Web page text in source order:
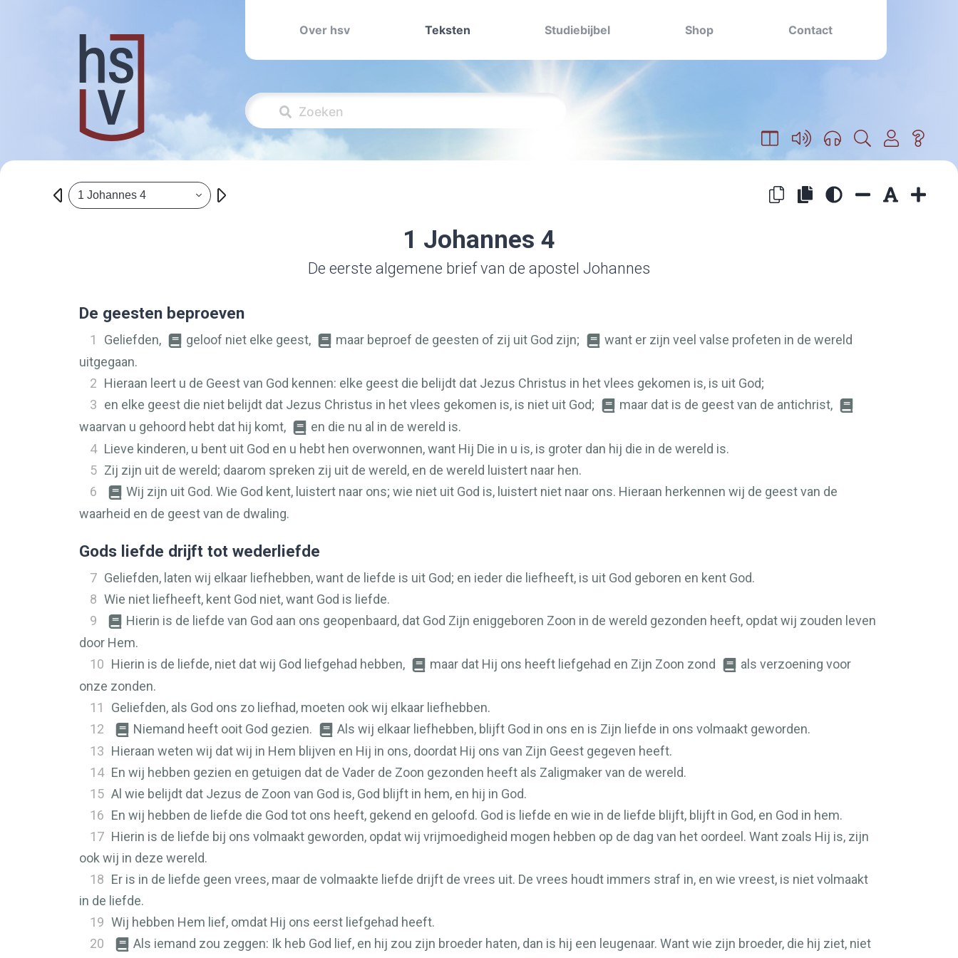
Over hsv Teksten Studiebijbel Shop Contact
1 Johannes 4
1 Johannes 4
De eerste algemene brief van de apostel Johannes
De geesten beproeven
1 Geliefden, geloof niet elke geest, maar beproef de geesten of zij uit God zijn;
want er zijn veel valse profeten in de wereld
uitgegaan.
2 Hieraan leert u de Geest van God kennen: elke geest die belijdt dat Jezus Christus in het vlees gekomen is, is uit God;
3 en elke geest die niet belijdt dat Jezus Christus in het vlees gekomen is, is niet uit God;
maar dat is de geest van de antichrist,
waarvan u gehoord hebt dat hij komt,
en die nu al in de wereld is.
4 Lieve kinderen, u bent uit God en u hebt hen overwonnen, want Hij Die in u is, is groter dan hij die in de wereld is.
5 Zij zijn uit de wereld; daarom spreken zij uit de wereld, en de wereld luistert naar hen.
6
Wij zijn uit God. Wie God kent, luistert naar ons; wie niet uit God is, luistert niet naar ons. Hieraan herkennen wij de geest van de
waarheid en de geest van de dwaling.
Gods liefde drijft tot wederliefde
7 Geliefden, laten wij elkaar liefhebben, want de liefde is uit God; en ieder die liefheeft, is uit God geboren en kent God.
8 Wie niet liefheeft, kent God niet, want God is liefde.
9
Hierin is de liefde van God aan ons geopenbaard, dat God Zijn eniggeboren Zoon in de wereld gezonden heeft, opdat wij zouden leven
door Hem.
10 Hierin is de liefde, niet dat wij God liefgehad hebben, maar dat Hij ons heeft liefgehad en Zijn Zoon zond
als verzoening voor
onze zonden.
11
Geliefden, als God ons zo liefhad, moeten ook wij elkaar liefhebben.
12
Niemand heeft ooit God gezien.
Als wij elkaar liefhebben, blijft God in ons en is Zijn liefde in ons volmaakt geworden.
13 Hieraan weten wij dat wij in Hem blijven en Hij in ons, doordat Hij ons van Zijn Geest gegeven heeft.
14 En wij hebben gezien en getuigen dat de Vader de Zoon gezonden heeft als Zaligmaker van de wereld.
15 Al wie belijdt dat Jezus de Zoon van God is, God blijft in hem, en hij in God.
16 En wij hebben de liefde die God tot ons heeft, gekend en geloofd. God is liefde en wie in de liefde blijft, blijft in God, en God in hem.
17 Hierin is de liefde bij ons volmaakt geworden, opdat wij vrijmoedigheid mogen hebben op de dag van het oordeel. Want zoals Hij is, zijn
ook wij in deze wereld.
18 Er is in de liefde geen vrees, maar de volmaakte liefde drijft de vrees uit. De vrees houdt immers straf in, en wie vreest, is niet volmaakt
in de liefde.
19 Wij hebben Hem lief, omdat Hij ons eerst liefgehad heeft.
20
Als iemand zou zeggen: Ik heb God lief, en hij zou zijn broeder haten, dan is hij een leugenaar. Want wie zijn broeder, die hij ziet, niet